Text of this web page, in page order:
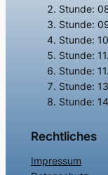
Stunde:
Stunde:
Stunde:
Stunde:
Stunde:
Stunde:
Stunde:
Rechtliches
Impressum